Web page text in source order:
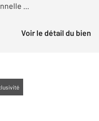
...
Voir le détail du bien